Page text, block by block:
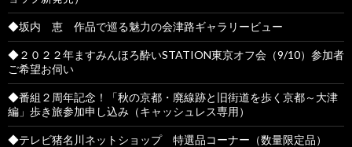
◆坂内 恵 作品で巡る魅力の会津路ギャラリービュー
◆２０２２年ますみんほろ酔いSTATION東京オフ会（9/10）参加者
ご希望お伺い
◆番組２周年記念！「秋の京都・廃線跡と旧街道を歩く京都～大津
編」歩き旅参加申し込み（キャッシュレス専用）
◆テレビ猪名川ネットショップ 特選品コーナー（数量限定品）